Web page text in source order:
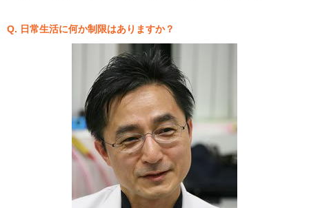
Q. 日常生活に何か制限はありますか？